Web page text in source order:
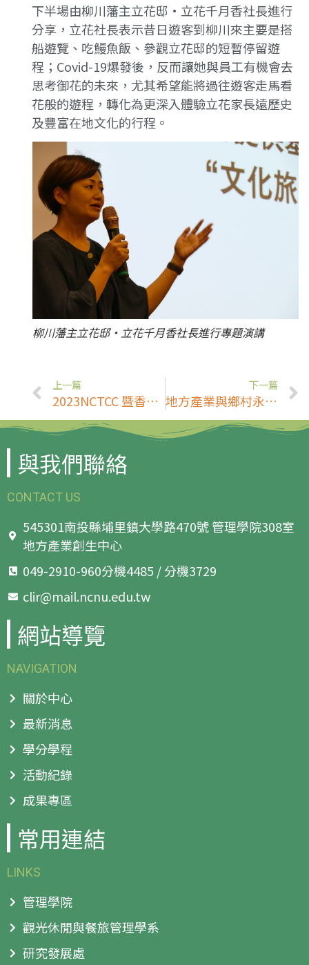
下半場由柳川藩主立花邸·立花千月香社長進行
分享，立花社長表示昔日遊客到柳川來主要是搭
船遊覽、吃鰻魚飯、參觀立花邸的短暫停留遊
程；Covid-19爆發後，反而讓她與員工有機會去
思考御花的未來，尤其希望能將過往遊客走馬看
花般的遊程，轉化為更深入體驗立花家長遠歷史
及豐富在地文化的行程。
柳川藩主立花邸·立花千月香社長進行專題演講
上一篇
2023NCTCC 暨香盃咖啡杯測公開賽及裸咖·裸賣市集
下一篇
地方產業與鄉村永續發展教師社群：美國烘豆比賽參賽心路歷程分享會
與我們聯絡
CONTACT US
545301南投縣埔里鎮大學路470號 管理學院308室
地方產業創生中心
049-2910-960分機4485 / 分機3729
clir@mail.ncnu.edu.tw
網站導覽
NAVIGATION
關於中心
最新消息
學分學程
活動紀錄
成果專區
常用連結
LINKS
管理學院
觀光休閒與餐旅管理學系
研究發展處